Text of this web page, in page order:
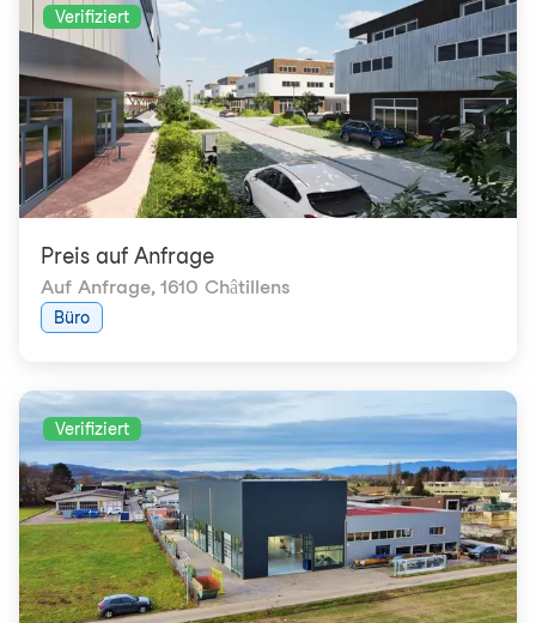
Verifiziert
Preis auf Anfrage
Auf Anfrage, 1610 Châtillens
Büro
Verifiziert